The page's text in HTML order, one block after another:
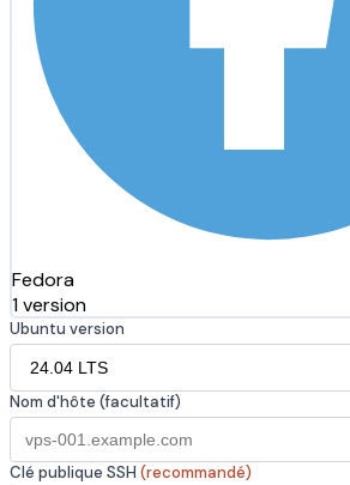
Fedora
1 version
Ubuntu version
Nom d'hôte (facultatif)
Clé publique SSH (recommandé)